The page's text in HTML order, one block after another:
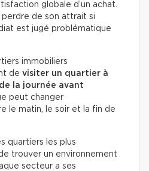
globale d’un achat.
de son attrait si
est jugé problématique
immobiliers
de visiter un quartier à
la journée avant
peut changer
le matin, le soir et la fin de
quartiers les plus
trouver un environnement
secteur a ses